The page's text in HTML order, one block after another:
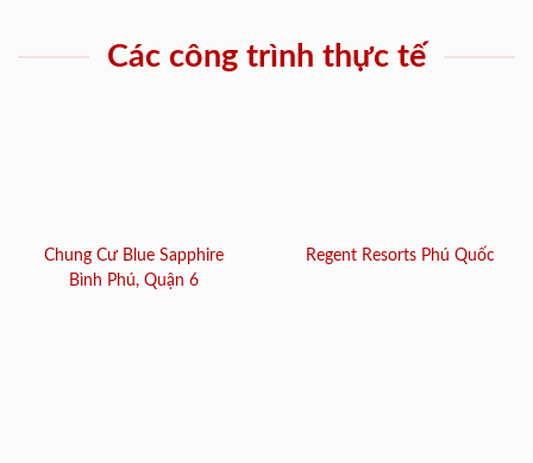
Các công trình thực tế
Chung Cư Blue Sapphire
Bình Phú, Quận 6
Regent Resorts Phú Quốc